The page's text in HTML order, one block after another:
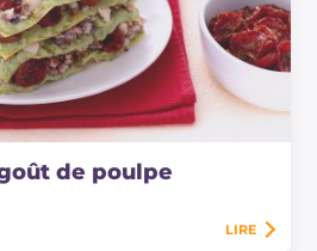
de poulpe
LIRE